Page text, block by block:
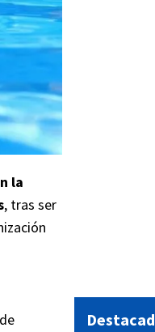
la
, tras ser